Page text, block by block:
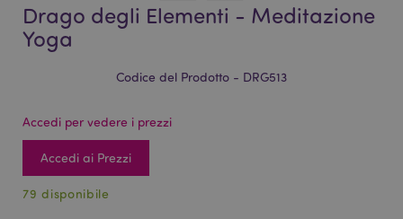
Drago degli Elementi - Meditazione
Yoga
Codice del Prodotto - DRG513
Accedi per vedere i prezzi
Accedi ai Prezzi
79 disponibile